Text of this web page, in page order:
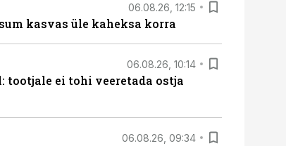
06.08.26, 12:15
kasvas üle kaheksa korra
06.08.26, 10:14
tootjale ei tohi veeretada ostja
06.08.26, 09:34